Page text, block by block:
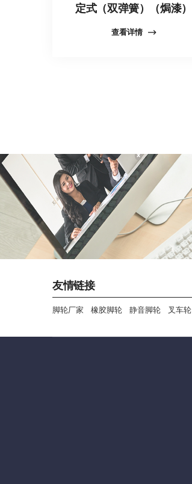
定式（双弹簧）（焗漆）
查看详情
友情链接
脚轮厂家 橡胶脚轮 静音脚轮 叉车轮